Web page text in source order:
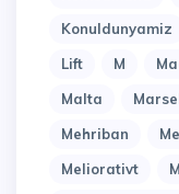
Konuldunyamiz
Lift
M
Malta
Mehriban
Meliorativt